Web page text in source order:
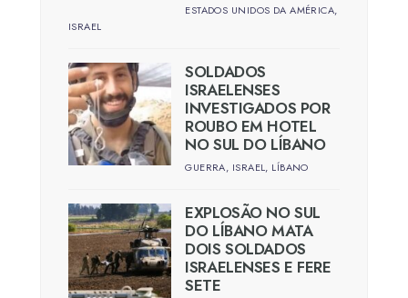
ESTADOS UNIDOS DA AMÉRICA,
ISRAEL
SOLDADOS
ISRAELENSES
INVESTIGADOS POR
ROUBO EM HOTEL
NO SUL DO LÍBANO
GUERRA, ISRAEL, LÍBANO
EXPLOSÃO NO SUL
DO LÍBANO MATA
DOIS SOLDADOS
ISRAELENSES E FERE
SETE